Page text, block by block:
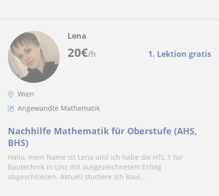
20€/h 1. Lektion gratis
Lena
Wien
Angewandte Mathematik
Nachhilfe Mathematik für Oberstufe (AHS,
BHS)
Hallo, mein Name ist Lena und ich habe die HTL 1 für
Bautechnik in Linz mit ausgezeichnetem Erfolg
abgeschlossen. Aktuell studiere ich Baui...